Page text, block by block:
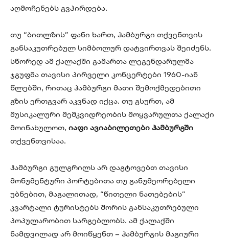
აღმოჩენებს გვპირდება.
თუ “ბითლზის” ფანი ხართ, ჰამბურგი თქვენთვის
განსაკუთრებულ სიმბოლურ დატვირთვას შეიძენს.
სწორედ ამ ქალაქში გამართა ლეგენდარულმა
ჯგუფმა თავისი პირველი კონცერტები 1960-იან
წლებში, რითაც ჰამბურგი მათი შემოქმედებითი
გზის ერთგვარ აკვნად იქცა. თუ გსურთ, ამ
მუსიკალური მემკვიდრეობის მოყვარულთა ქალაქი
მოინახულოთ, იაფი ავიაბილეთები ჰამბურგში
თქვენთვისაა.
ჰამბურგი გულგრილს არ დაგტოვებთ თავისი
მონუმენტური პორტებითა თუ განუმეორებელი
უბნებით, მაგალითად, “წითელი ნათებების”
კვარტალი ტურისტებს შორის განსაკუთრებული
პოპულარობით სარგებლობს. ამ ქალაქში
ნამდვილად არ მოიწყენთ – ჰამბურგის მაგიური